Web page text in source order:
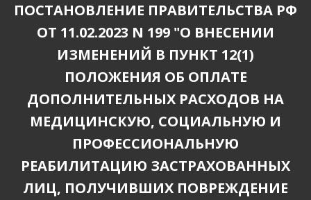
ПОСТАНОВЛЕНИЕ ПРАВИТЕЛЬСТВА РФ
ОТ 11.02.2023 N 199 "О ВНЕСЕНИИ
ИЗМЕНЕНИЙ В ПУНКТ 12(1)
ПОЛОЖЕНИЯ ОБ ОПЛАТЕ
ДОПОЛНИТЕЛЬНЫХ РАСХОДОВ НА
МЕДИЦИНСКУЮ, СОЦИАЛЬНУЮ И
ПРОФЕССИОНАЛЬНУЮ
РЕАБИЛИТАЦИЮ ЗАСТРАХОВАННЫХ
ЛИЦ, ПОЛУЧИВШИХ ПОВРЕЖДЕНИЕ